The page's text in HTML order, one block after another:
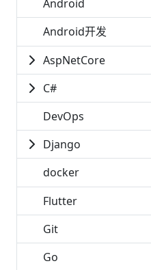
Android
Android开发
AspNetCore
C#
DevOps
Django
docker
Flutter
Git
Go